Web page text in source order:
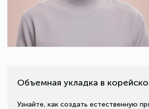
Объемная укладка в
Узнайте, как создать естественную